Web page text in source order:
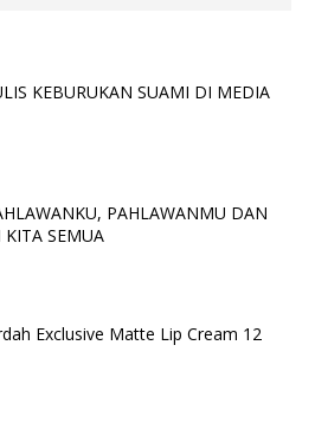
KEBURUKAN SUAMI DI MEDIA
PAHLAWANMU DAN
KITA SEMUA
Exclusive Matte Lip Cream 12